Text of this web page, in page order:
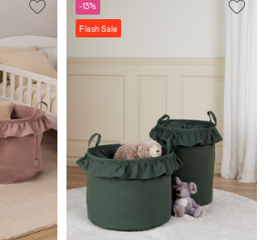
-13%
Flash Sale